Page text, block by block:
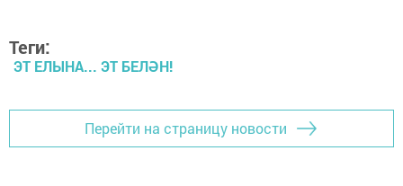
Теги:
ЭТ ЕЛЫНА... ЭТ БЕЛӘН!
Перейти на страницу новости